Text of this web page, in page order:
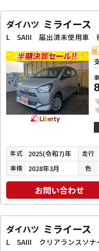
ダイハツ ミライース
年式 2025(令和7)年 走行
車検 2028年3月 色
お問い合わせ
ダイハツ ミライース